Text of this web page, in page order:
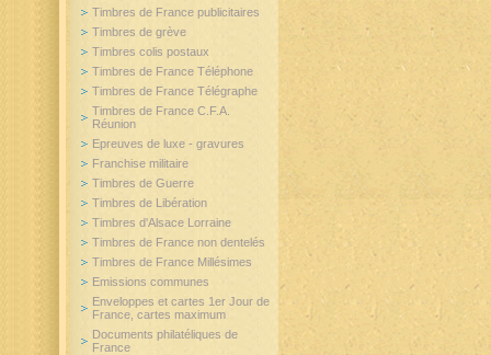
Timbres de France publicitaires
Timbres de grève
Timbres colis postaux
Timbres de France Téléphone
Timbres de France Télégraphe
Timbres de France C.F.A.
Réunion
Epreuves de luxe - gravures
Franchise militaire
Timbres de Guerre
Timbres de Libération
Timbres d'Alsace Lorraine
Timbres de France non dentelés
Timbres de France Millésimes
Emissions communes
Enveloppes et cartes 1er Jour de
France, cartes maximum
Documents philatéliques de
France